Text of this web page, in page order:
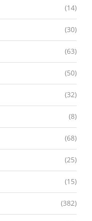
(14)
(30)
(63)
(50)
(32)
(8)
(68)
(25)
(15)
(382)